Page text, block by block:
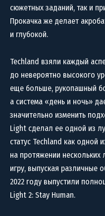
сюжетных заданий, так и
Прокачка же делает
и глубокой.
Techland взяли каждый
до невероятно высокого
еще больше, рукопашный
а система «день и ночь»
значительно изменить
Light сделал ее одной из
статус Techland как одной
на протяжении
игру, выпуская различные
2022 году выпустили
Light 2: Stay Human.